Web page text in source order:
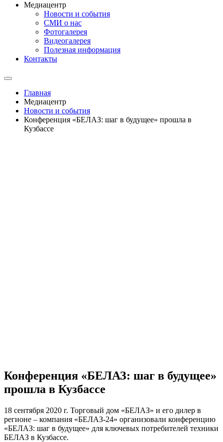
Медиацентр
Новости и события
СМИ о нас
Фотогалерея
Видеогалерея
Полезная информация
Контакты
Главная
Медиацентр
Новости и события
Конференция «БЕЛАЗ: шаг в будущее» прошла в
Кузбассе
Конференция «БЕЛАЗ: шаг в будущее»
прошла в Кузбассе
18 сентября 2020 г. Торговый дом «БЕЛАЗ» и его дилер в
регионе – компания «БЕЛАЗ-24» организовали конференцию
«БЕЛАЗ: шаг в будущее» для ключевых потребителей техники
БЕЛАЗ в Кузбассе.